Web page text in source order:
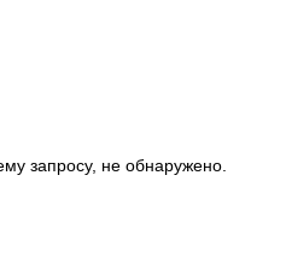
запросу, не обнаружено.